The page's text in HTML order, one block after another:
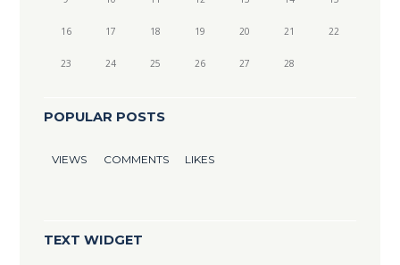
16 17 18 19 20 21 22
23 24 25 26 27 28
POPULAR POSTS
VIEWS COMMENTS LIKES
TEXT WIDGET